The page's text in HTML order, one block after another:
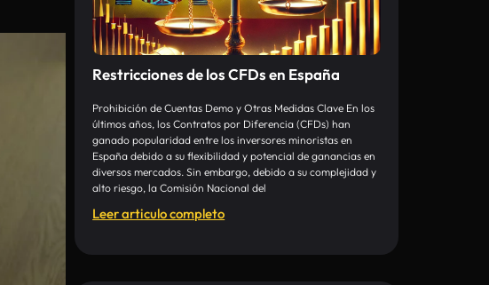
Restricciones de los CFDs en España
Prohibición de Cuentas Demo y Otras Medidas Clave En los
últimos años, los Contratos por Diferencia (CFDs) han
ganado popularidad entre los inversores minoristas en
España debido a su flexibilidad y potencial de ganancias en
diversos mercados. Sin embargo, debido a su complejidad y
alto riesgo, la Comisión Nacional del
Leer articulo completo